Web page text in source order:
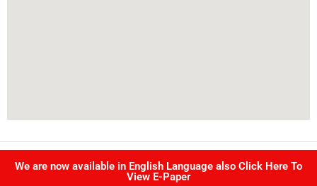
We are now available in English Language also Click Here To
View E-Paper
Copyright @ Singhvi publication Pvt Ltd. | All right reserved –
Developed byIJS INFOTECH